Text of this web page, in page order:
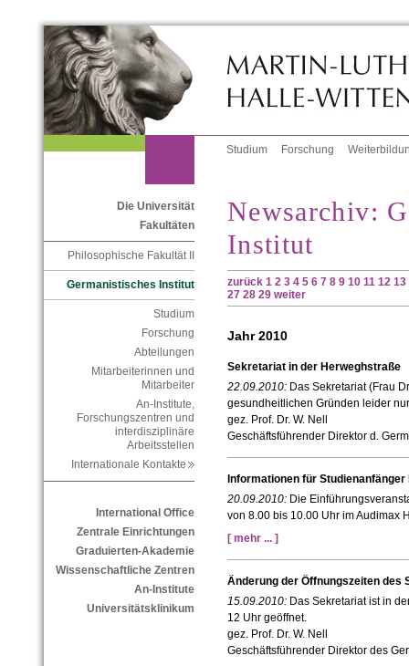
Studium Forschung
Die Universität
Fakultäten
Philosophische Fakultät II
Germanistisches Institut
Studium
Forschung
Abteilungen
Mitarbeiterinnen und
Mitarbeiter
An-Institute,
Forschungszentren und
interdisziplinäre
Arbeitsstellen
Internationale Kontakte
International Office
Zentrale Einrichtungen
Graduierten-Akademie
Wissenschaftliche Zentren
An-Institute
Universitätsklinikum
Newsarchiv:
Institut
zurück 1 2 3 4 5 6 7 8 9 10 11 12 13
27 28 29 weiter
Jahr 2010
Sekretariat in der Herweghstraße
22.09.2010: Das Sekretariat (Frau
gesundheitlichen Gründen leider
gez. Prof. Dr. W. Nell
Geschäftsführender Direktor d.
Informationen für
20.09.2010: Die
von 8.00 bis 10.00 Uhr im Audimax
[ mehr ... ]
Änderung der Öffnungszeiten des
15.09.2010: Das Sekretariat ist in
12 Uhr geöffnet.
gez. Prof. Dr. W. Nell
Geschäftsführender Direktor des